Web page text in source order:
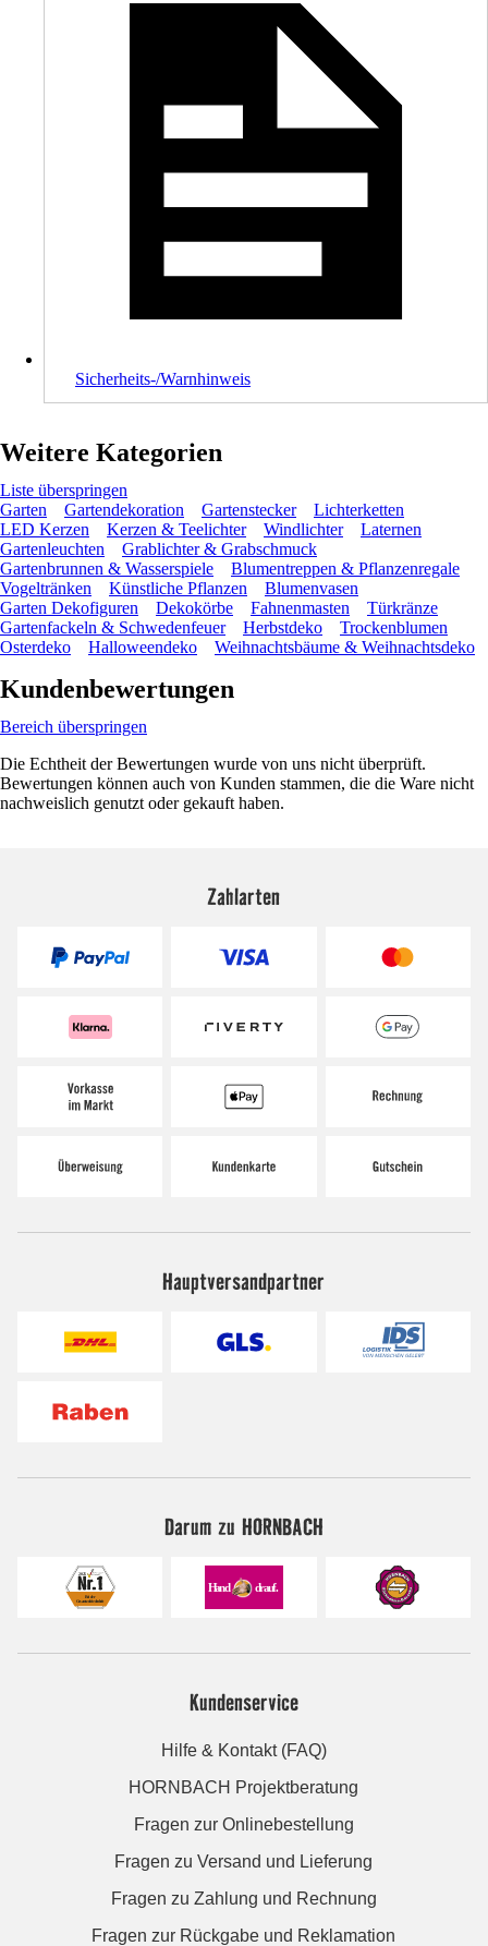
Sicherheits-/Warnhinweis
Weitere Kategorien
Liste überspringen
Garten
Gartendekoration Gartenstecker
Lichterketten
LED Kerzen
Kerzen & Teelichter Windlichter
Laternen
Gartenleuchten
Grablichter & Grabschmuck
Gartenbrunnen & Wasserspiele
Blumentreppen & Pflanzenregale
Vogeltränken
Künstliche Pflanzen
Blumenvasen
Garten Dekofiguren
Dekokörbe Fahnenmasten
Türkränze
Gartenfackeln & Schwedenfeuer
Herbstdeko
Trockenblumen
Osterdeko
Halloweendeko Weihnachtsbäume & Weihnachtsdeko
Kundenbewertungen
Bereich überspringen
Die Echtheit der Bewertungen wurde von uns nicht überprüft.
Bewertungen können auch von Kunden stammen, die die Ware nicht
nachweislich genutzt oder gekauft haben.
Zahlarten
Hauptversandpartner
Darum zu HORNBACH
Kundenservice
Hilfe & Kontakt (FAQ)
HORNBACH Projektberatung
Fragen zur Onlinebestellung
Fragen zu Versand und Lieferung
Fragen zu Zahlung und Rechnung
Fragen zur Rückgabe und Reklamation